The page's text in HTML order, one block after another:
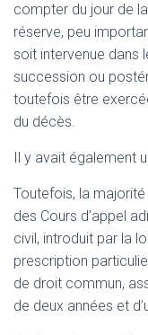
compter du jour de
réserve, peu
soit intervenue dans
succession ou
toutefois être
du décès.
Il y avait également
Toutefois, la
des Cours d’appel
civil, introduit par la
prescription
de droit commun,
de deux années et